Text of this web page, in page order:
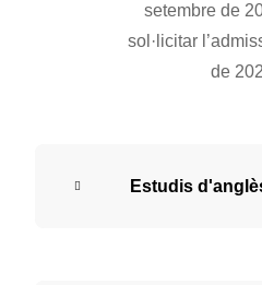
setembre de
sol·licitar
de
Estudis